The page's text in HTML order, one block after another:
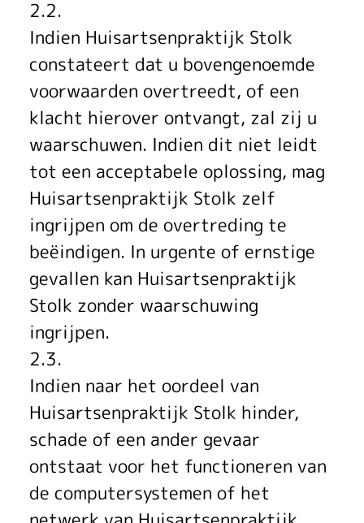
2.2.
Indien Huisartsenpraktijk Stolk
constateert dat u bovengenoemde
voorwaarden overtreedt, of een
klacht hierover ontvangt, zal zij u
waarschuwen. Indien dit niet leidt
tot een acceptabele oplossing, mag
Huisartsenpraktijk Stolk zelf
ingrijpen om de overtreding te
beëindigen. In urgente of ernstige
gevallen kan Huisartsenpraktijk
Stolk zonder waarschuwing
ingrijpen.
2.3.
Indien naar het oordeel van
Huisartsenpraktijk Stolk hinder,
schade of een ander gevaar
ontstaat voor het functioneren van
de computersystemen of het